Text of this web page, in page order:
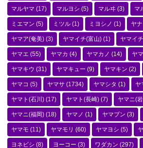
マルヤマ (17) マルヨシ (5) マルヰ (3) マ
ミエマン (5) ミツル (1) ミヨシノ (1) ヤナ
ヤマア(奄美) (3) ヤマイチ(富山) (1) ヤマイ
ヤマエ (55) ヤマカ (4) ヤマカノ (14) ヤ
ヤマキウ (31) ヤマキュー (9) ヤマキン (2)
ヤマコ (5) ヤマサ (1734) ヤマシタ (1) ヤ
ヤマト(石川) (17) ヤマト(長崎) (7) ヤマニ(
ヤマニ(福岡) (18) ヤマノ (1) ヤマブン (3)
ヤマモ (11) ヤマモリ (60) ヤマヨシ (5)
ヨネビシ (8) ヨーコー (3) ワダカン (297)